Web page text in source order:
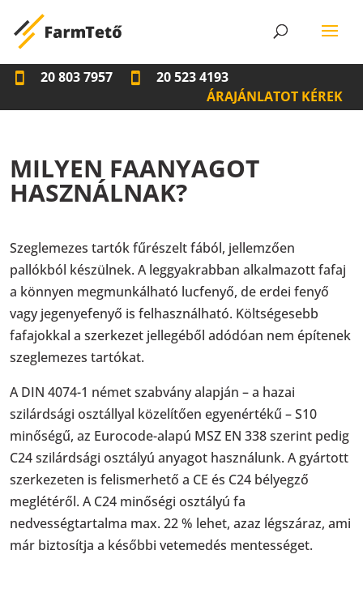
20 803 7957
20 523 4193
ÁRAJÁNLATOT KÉREK
MILYEN FAANYAGOT
HASZNÁLNAK?
Szeglemezes tartók fűrészelt fából, jellemzően
pallókból készülnek. A leggyakrabban alkalmazott fafaj
a könnyen megmunkálható lucfenyő, de erdei fenyő
vagy jegenyefenyő is felhasználható. Költségesebb
fafajokkal a szerkezet jellegéből adódóan nem építenek
szeglemezes tartókat.
A DIN 4074-1 német szabvány alapján – a hazai
szilárdsági osztállyal közelítően egyenértékű – S10
minőségű, az Eurocode-alapú MSZ EN 338 szerint pedig
C24 szilárdsági osztályú anyagot használunk. A gyártott
szerkezeten is felismerhető a CE és C24 bélyegző
meglétéről. A C24 minőségi osztályú fa
nedvességtartalma max. 22 % lehet, azaz légszáraz, ami
már biztosítja a későbbi vetemedés mentességet.